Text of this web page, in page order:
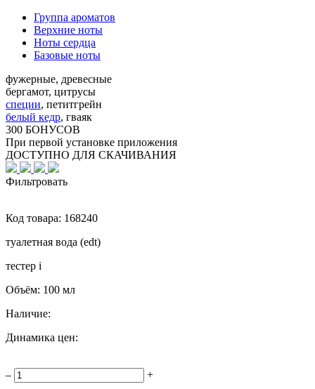
Группа ароматов
Верхние ноты
Ноты сердца
Базовые ноты
фужерные, древесные
бергамот, цитрусы
специи, петитгрейн
белый кедр, гваяк
300 БОНУСОВ
При первой установке приложения
ДОСТУПНО ДЛЯ СКАЧИВАНИЯ
Фильтровать
Код товара: 168240
туалетная вода (edt)
тестер i
Объём: 100 мл
Наличие:
Динамика цен:
– +